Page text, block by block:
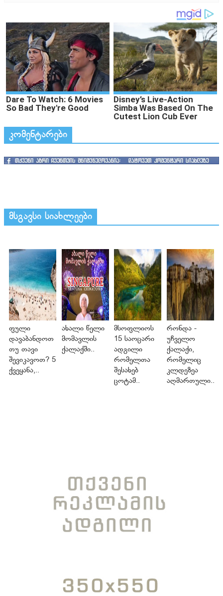
კომენტარები
მსგავსი სიახლეები
ფული
დავაბანდოთ
თუ თავი
შევიკავოთ? 5
ქვეყანა,..
ახალი წელი
მომავლის
ქალაქში..
მსოფლიოს
15 საოცარი
ადგილი
რომელთა
შესახებ
ცოტამ..
რონდა -
უჩველო
ქალაქი,
რომელიც
კლდეზეა
აღმართული..